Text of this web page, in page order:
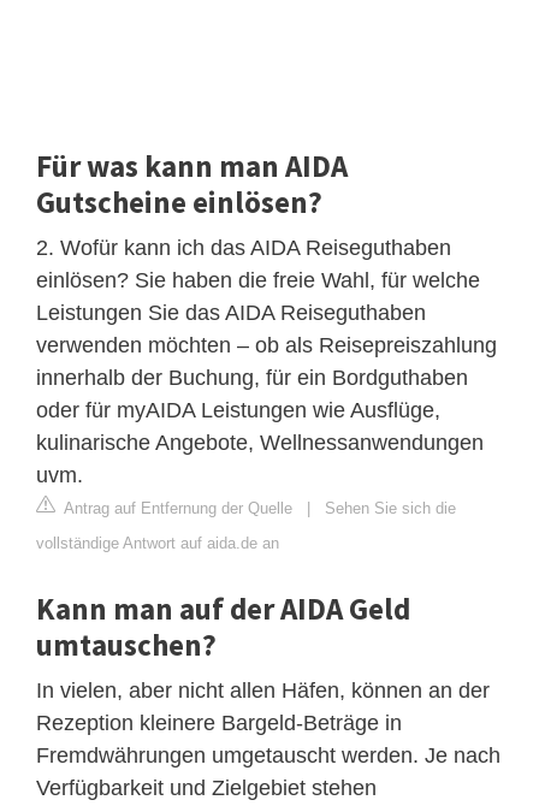
Für was kann man AIDA
Gutscheine einlösen?
2. Wofür kann ich das AIDA Reiseguthaben
einlösen? Sie haben die freie Wahl, für welche
Leistungen Sie das AIDA Reiseguthaben
verwenden möchten – ob als Reisepreiszahlung
innerhalb der Buchung, für ein Bordguthaben
oder für myAIDA Leistungen wie Ausflüge,
kulinarische Angebote, Wellnessanwendungen
uvm.
Antrag auf Entfernung der Quelle | Sehen Sie sich die
vollständige Antwort auf aida.de an
Kann man auf der AIDA Geld
umtauschen?
In vielen, aber nicht allen Häfen, können an der
Rezeption kleinere Bargeld-Beträge in
Fremdwährungen umgetauscht werden. Je nach
Verfügbarkeit und Zielgebiet stehen